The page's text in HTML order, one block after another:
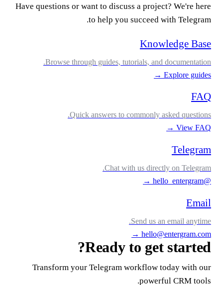
Have questions or want to discuss a project? We're
to help you succeed with
Knowledge
Browse through guides, tutorials, and
Explore
→
Quick answers to commonly asked
View
→
Chat with us directly on
→
Send us an email
→
Ready to get
Transform your Telegram workflow today with
powerful CRM